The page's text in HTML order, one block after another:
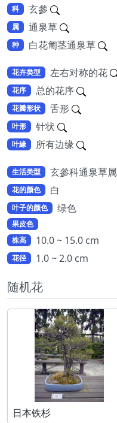
科 玄參
属 通泉草
种 白花匍茎通泉草
花卉类型 左右对称的花
花序 总的花序
花瓣形状 舌形
叶形 针状
叶緣 所有边缘
生活类型 玄參科通泉草属
花的颜色 白
叶子的颜色 绿色
果皮色
株高
10.0 ~ 15.0 cm
花径 1.0 ~ 2.0 cm
随机花
日本铁杉